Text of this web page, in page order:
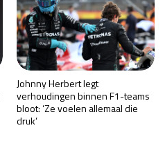
Johnny Herbert legt
verhoudingen binnen F1-teams
bloot: ‘Ze voelen allemaal die
druk’